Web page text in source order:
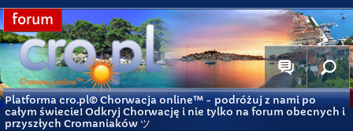
forum
Platforma cro.pl© Chorwacja online™ - podróżuj z nami po
całym świecie! Odkryj Chorwację i nie tylko na forum obecnych i
przyszłych Cromaniaków ツ